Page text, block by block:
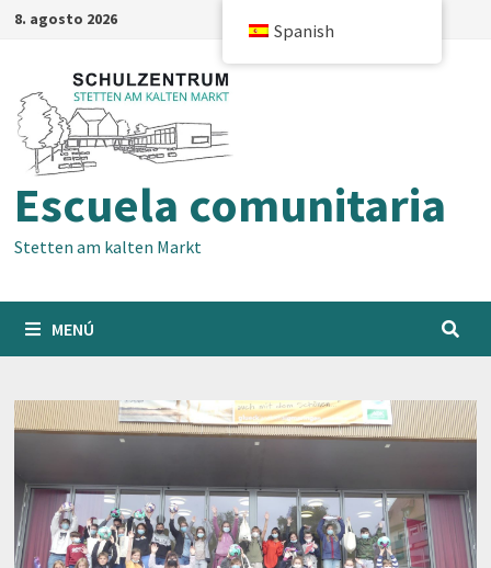
Saltar
contenido
8. agosto 2026
Escuela comunitaria
Stetten am kalten Markt
MENÚ
Spanish